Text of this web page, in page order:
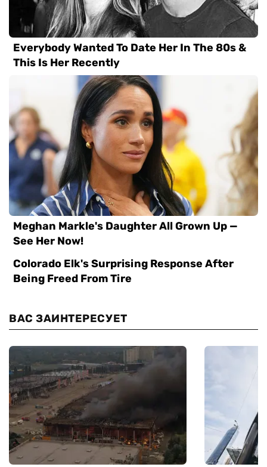
ВАС ЗАИНТЕРЕСУЕТ